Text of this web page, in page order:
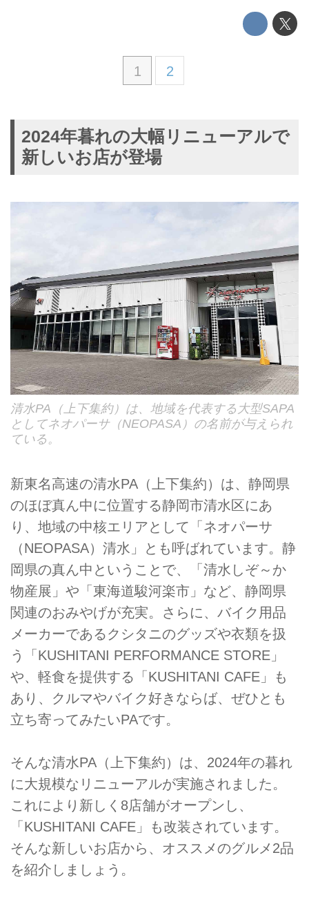
1 2
2024年暮れの大幅リニューアルで
新しいお店が登場
清水PA（上下集約）は、地域を代表する大型SAPA
としてネオパーサ（NEOPASA）の名前が与えられ
ている。
新東名高速の清水PA（上下集約）は、静岡県
のほぼ真ん中に位置する静岡市清水区にあ
り、地域の中核エリアとして「ネオパーサ
（NEOPASA）清水」とも呼ばれています。静
岡県の真ん中ということで、「清水しぞ～か
物産展」や「東海道駿河楽市」など、静岡県
関連のおみやげが充実。さらに、バイク用品
メーカーであるクシタニのグッズや衣類を扱
う「KUSHITANI PERFORMANCE STORE」
や、軽食を提供する「KUSHITANI CAFE」も
あり、クルマやバイク好きならば、ぜひとも
立ち寄ってみたいPAです。
そんな清水PA（上下集約）は、2024年の暮れ
に大規模なリニューアルが実施されました。
これにより新しく8店舗がオープンし、
「KUSHITANI CAFE」も改装されています。
そんな新しいお店から、オススメのグルメ2品
を紹介しましょう。